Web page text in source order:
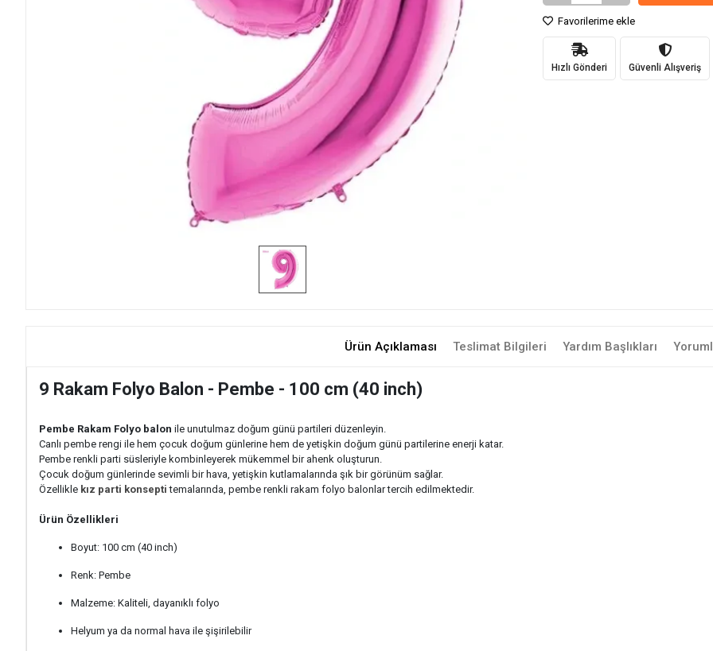
Favorilerime ekle
Hızlı Gönderi Güvenli Alışveriş
Ürün Açıklaması Teslimat Bilgileri Yardım Başlıkları
9 Rakam Folyo Balon - Pembe - 100 cm (40 inch)
Pembe Rakam Folyo balon ile unutulmaz doğum günü partileri düzenleyin.
Canlı pembe rengi ile hem çocuk doğum günlerine hem de yetişkin doğum günü partilerine enerji katar.
Pembe renkli parti süsleriyle kombinleyerek mükemmel bir ahenk oluşturun.
Çocuk doğum günlerinde sevimli bir hava, yetişkin kutlamalarında şık bir görünüm sağlar.
Özellikle kız parti konsepti temalarında, pembe renkli rakam folyo balonlar tercih edilmektedir.
Ürün Özellikleri
Boyut: 100 cm (40 inch)
Renk: Pembe
Malzeme: Kaliteli, dayanıklı folyo
Helyum ya da normal hava ile şişirilebilir